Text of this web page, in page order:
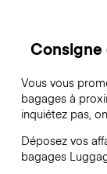
Vous vous
bagages à
inquiétez pas,
Déposez vos
bagages